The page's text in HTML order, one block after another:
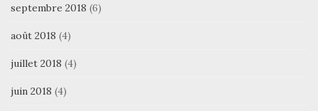
septembre 2018 (6)
août 2018 (4)
juillet 2018 (4)
juin 2018 (4)